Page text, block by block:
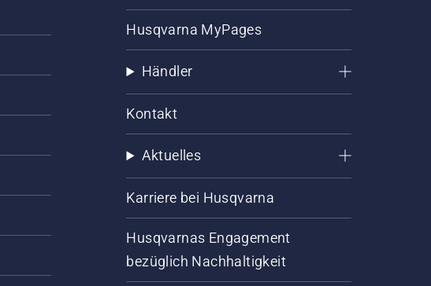
Husqvarna MyPages
Händler
Kontakt
Aktuelles
Karriere bei Husqvarna
Husqvarnas Engagement
bezüglich Nachhaltigkeit